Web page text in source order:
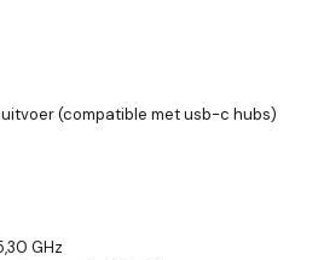
uitvoer (compatible met usb-c hubs)
GHz